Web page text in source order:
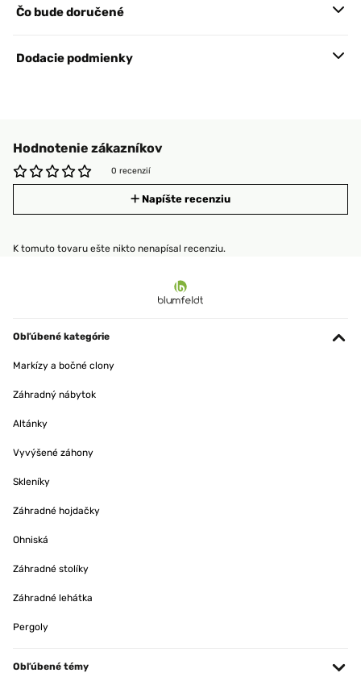
Čo bude doručené
Dodacie podmienky
Hodnotenie zákazníkov
0 recenzií
Napíšte recenziu
K tomuto tovaru ešte nikto nenapísal recenziu.
Obľúbené kategórie
Markízy a bočné clony
Záhradný nábytok
Altánky
Vyvýšené záhony
Skleníky
Záhradné hojdačky
Ohniská
Záhradné stolíky
Záhradné lehátka
Pergoly
Obľúbené témy